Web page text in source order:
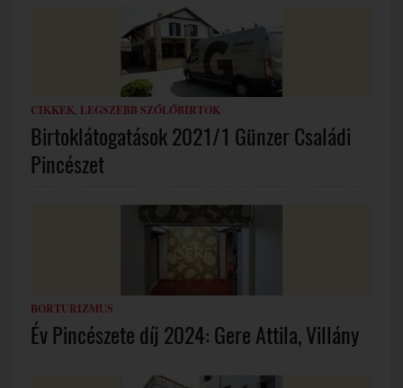
CIKKEK LEGSZEBB SZŐLŐBIRTOK
Birtoklátogatások 2021/1 Günzer Családi
Pincészet
BORTURIZMUS
Év Pincészete díj 2024: Gere Attila, Villány